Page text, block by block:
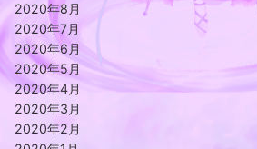
2020年8月
2020年7月
2020年6月
2020年5月
2020年4月
2020年3月
2020年2月